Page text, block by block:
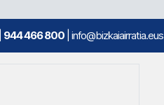
944 466 800 | info@bizkaiairratia.eus